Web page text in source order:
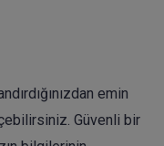
emin
Güvenli bir